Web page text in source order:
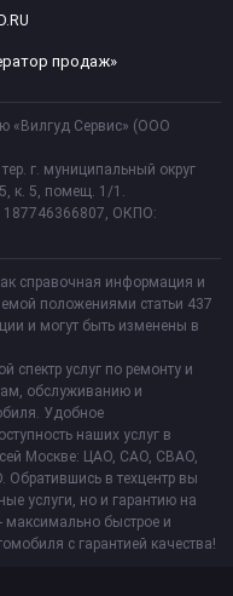
продаж»
«Вилгуд Сервис» (ООО
г. муниципальный округ
к. 5, помещ. 1/1.
ОКПО:
справочная информация и
положениями статьи 437
и могут быть изменены в
спектр услуг по ремонту и
обслуживанию и
Удобное
наших услуг в
Москве: ЦАО, САО, СВАО,
в техцентр вы
услуги, но и гарантию на
максимально быстрое и
с гарантией качества!